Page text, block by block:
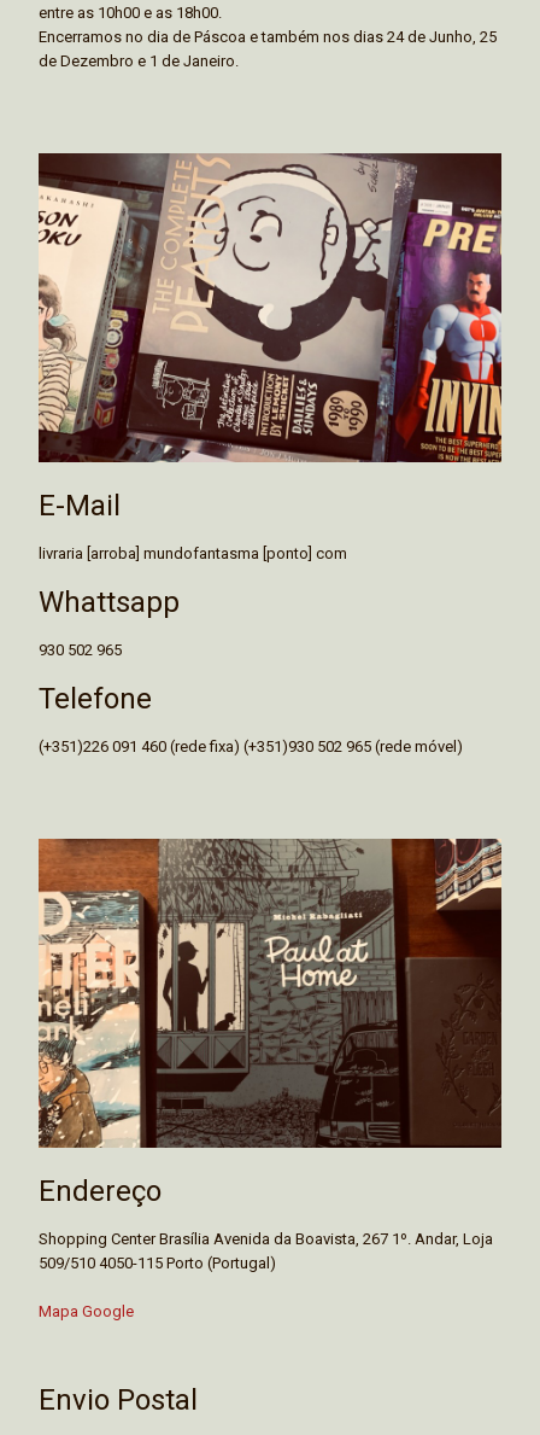
entre as 10h00 e as 18h00.
Encerramos no dia de Páscoa e também nos dias 24 de Junho, 25
de Dezembro e 1 de Janeiro.
E-Mail
livraria [arroba] mundofantasma [ponto] com
Whattsapp
930 502 965
Telefone
(+351)226 091 460 (rede fixa) (+351)930 502 965 (rede móvel)
Endereço
Shopping Center Brasília Avenida da Boavista, 267 1º. Andar, Loja
509/510 4050-115 Porto (Portugal)
Mapa Google
Envio Postal